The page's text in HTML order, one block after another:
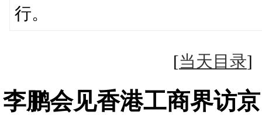
行。
[当天目录
李鹏会见香港工商界访